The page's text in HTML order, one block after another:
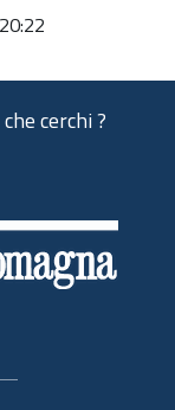
cerchi ?